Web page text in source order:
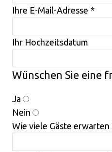
Ihre E-Mail-Adresse *
Ihr Hochzeitsdatum
Wünschen Sie eine
Ja
Nein
Wie viele Gäste erwarten